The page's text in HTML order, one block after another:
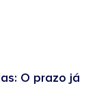
O prazo já